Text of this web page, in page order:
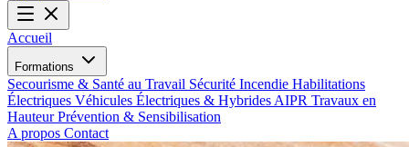
Accueil
Formations
Secourisme & Santé au Travail Sécurité Incendie Habilitations
Électriques Véhicules Électriques & Hybrides AIPR Travaux en
HauteurPrévention & Sensibilisation
A propos Contact